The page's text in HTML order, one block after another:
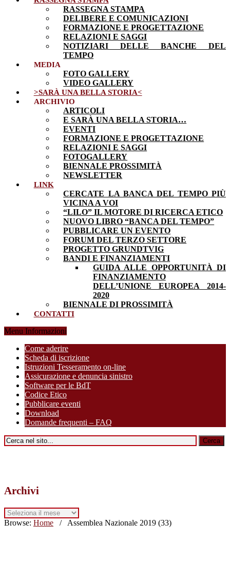
RASSEGNA STAMPA
DELIBERE E COMUNICAZIONI
FORMAZIONE E PROGETTAZIONE
RELAZIONI E SAGGI
NOTIZIARI DELLE BANCHE DEL
TEMPO
MEDIA
FOTO GALLERY
VIDEO GALLERY
>SARÀ UNA BELLA STORIA<
ARCHIVIO
ARTICOLI
E SARÀ UNA BELLA STORIA…
EVENTI
FORMAZIONE E PROGETTAZIONE
RELAZIONI E SAGGI
FOTOGALLERY
BIENNALE PROSSIMITÀ
NEWSLETTER
LINK
CERCATE LA BANCA DEL TEMPO PIÙ
VICINA A VOI
“LILO” IL MOTORE DI RICERCA ETICO
NUOVO LIBRO “BANCA DEL TEMPO”
PUBBLICARE UN EVENTO
FORUM DEL TERZO SETTORE
PROGETTO GRUNDTVIG
BANDI E FINANZIAMENTI
GUIDA ALLE OPPORTUNITÀ DI
FINANZIAMENTO
DELL’UNIONE EUROPEA 2014-
2020
BIENNALE DI PROSSIMITÀ
CONTATTI
Menu Informazioni
Come aderire
Scheda di iscrizione
Istruzioni Tesseramento on-line
Assicurazione e denuncia sinistro
Software per le BdT
Codice Etico
Pubblicare eventi
Download
Domande frequenti – FAQ
Archivi
Archivi
Browse: Home / Assemblea Nazionale 2019 (33)